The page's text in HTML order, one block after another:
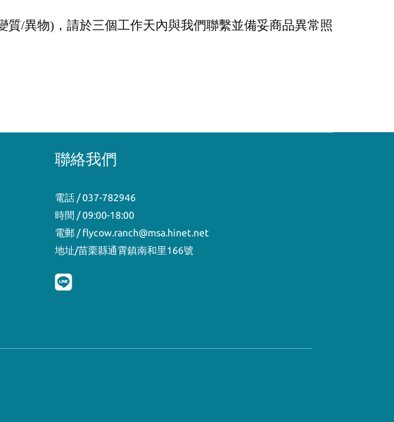
質/異物) ，請於三個工作天內與我們聯繫並備妥商品異常照
聯絡我們
電話 / 037-782946
時間 / 09:00-18:00
電郵 / flycow.ranch@msa.hinet.net
地址/苗栗縣通霄鎮南和里166號